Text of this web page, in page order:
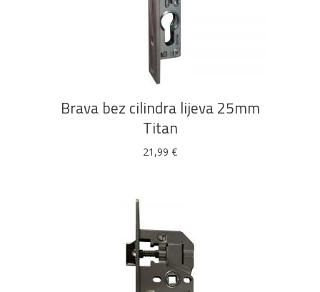
DODAJ U KOŠARICU
Brava bez cilindra lijeva 25mm
Titan
21,99 €